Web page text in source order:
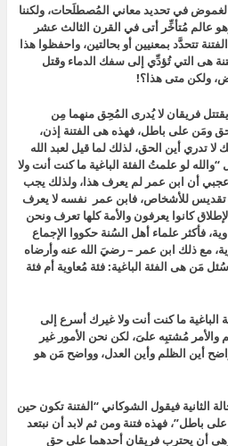
في تحديد معاني المُصطلَحات، ولكننا
عالم مُتأخِّر أتى في القرن الثالث عشر
الفتنة تتحدَّد بمعنيين أو بحالتين، واحفظوا هذا
هى التي تُؤدِّي إلى سفك الدماء وقتل
ولكن متى هذا؟!
فريقان لا يُدرى المُحِق منهما مِن
ومَن على باطل، فهذه هى الفتنة إذن،
لا تدري أين الحق، لذلك لما قيل لعبد الله
لو علمتُ الفئة الباغية ما كنت أنت ولا
أن ابن عمر لم يعرف هذا، ولذلك يجب
تقديس للأشخاص، فابن عمر نفسه لا يعرف
كانوا يعرفون والأمة كلها تعرف ونحن
فأكثر علماء أهل السُنة حكووا الإجماع
مع ذلك ابن عمر – رضيَ الله عنه وأرضاه
مَن هى الفئة الباغية: فئة مُعاوية أم فئة
الباغية ما كنت أنت ولا غيرك أسرع إلى
والأمر مُشتبِه علىَ، لكن نحن الأمور غير
أين الظلم وأين العدل، وواضح مَن هو
الثانية فيقول الشوكاني “الفتنة تكون حين
باطل”، فهذه فتنة ومن ثم لابد أن نبتعد
أن يحترب فريقان أحدهما على حق